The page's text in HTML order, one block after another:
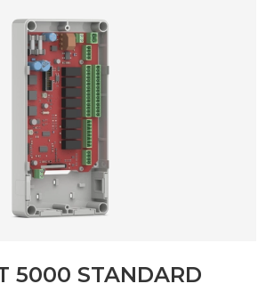
5000 STANDARD